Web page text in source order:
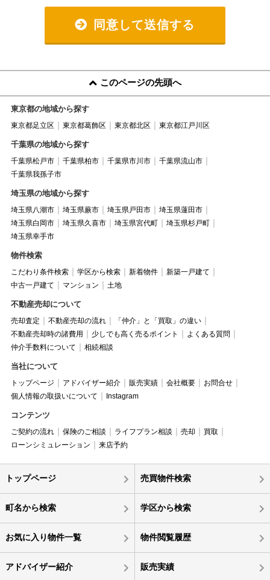
同意して送信する
このページの先頭へ
東京都の地域から探す
東京都足立区 東京都葛飾区 東京都北区 東京都江戸川区
千葉県の地域から探す
千葉県松戸市 千葉県柏市 千葉県市川市
千葉県流山市
千葉県我孫子市
埼玉県の地域から探す
埼玉県八潮市 埼玉県蕨市 埼玉県戸田市
埼玉県蓮田市
埼玉県白岡市
埼玉県久喜市 埼玉県宮代町
埼玉県杉戸町
埼玉県幸手市
物件検索
こだわり条件検索 学区から検索 新着物件
新築一戸建て
中古一戸建て
マンション 土地
不動産売却について
売却査定 不動産売却の流れ
「仲介」と「買取」の違い
不動産売却時の諸費用
少しでも高く売るポイント
よくある質問
仲介手数料について
相続相談
当社について
トップページ アドバイザー紹介 販売実績 会社概要
お問合せ
個人情報の取扱いについて
Instagram
コンテンツ
ご契約の流れ 保険のご相談 ライフプラン相談 売却
買取
ローンシミュレーション
来店予約
トップページ 売買物件検索
町名から検索 学区から検索
お気に入り物件一覧 物件閲覧履歴
アドバイザー紹介 販売実績